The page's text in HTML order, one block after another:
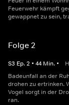
Feuerwehr kämpft
gewappnet zu sein,
Folge 2
S3 Ep.2 • 44 Min. •
Badeunfall an der
drohen zu ertrinken.
Vogel sorgt in der
ran.